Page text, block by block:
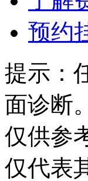
预约
提示：
面诊断
仅供参
仅代表